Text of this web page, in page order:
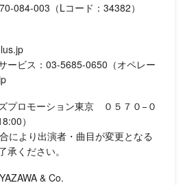
Lコード：34382）
ービス：03-5685-0650（オペレー
プロモーション東京 ０５７０−０
）
により出演者・曲目が変更となる
承ください。
& Co.